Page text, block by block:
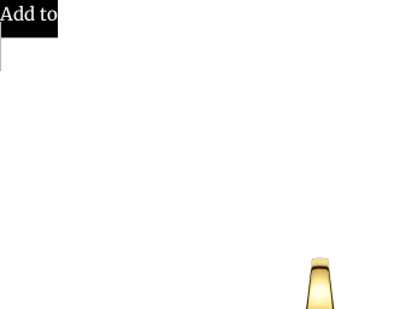
Add to